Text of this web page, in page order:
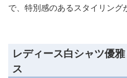
で、特別感のあるスタイリング
レディース白シャツ優
ス